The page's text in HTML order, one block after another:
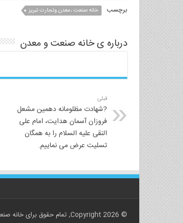
برچسب خانه صنعت ،معدن وتجارت تبریز
درباره ی خانه صنعت و معدن
قبلی
?شهادت مظلومانه دهمین مشعل
فروزان آسمان هدایت، امام علی
النقی علیه السلام را به همگان
تسلیت عرض می نماییم.
© Copyright 2026, تمام حقوق برای خانه صنعت و معدن تبریز محفوظ است.